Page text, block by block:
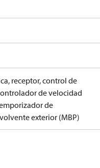
receptor, control de
de velocidad
de
exterior (MBP)